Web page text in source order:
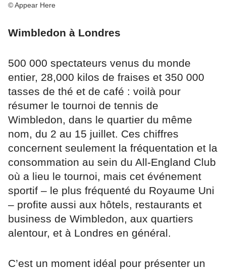
© Appear Here
Wimbledon à Londres
500 000 spectateurs venus du monde
entier, 28,000 kilos de fraises et 350 000
tasses de thé et de café : voilà pour
résumer le tournoi de tennis de
Wimbledon, dans le quartier du même
nom, du 2 au 15 juillet. Ces chiffres
concernent seulement la fréquentation et la
consommation au sein du All-England Club
où a lieu le tournoi, mais cet événement
sportif – le plus fréquenté du Royaume Uni
– profite aussi aux hôtels, restaurants et
business de Wimbledon, aux quartiers
alentour, et à Londres en général.
C’est un moment idéal pour présenter un